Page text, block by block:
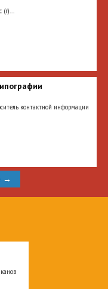
(г)...
контактной информации
→